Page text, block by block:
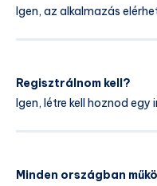
Igen, az alkalmazás
Regisztrálnom kell?
Igen, létre kell hoznod egy
Minden országban